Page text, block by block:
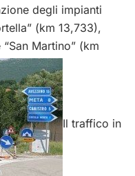
degli impianti
(km 13,733),
Martino” (km
Il traffico in